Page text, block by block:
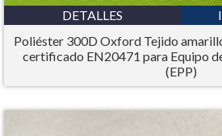
DETALLES
Poliéster 300D Oxford Tejido
certificado EN20471 para Equipo
(EPP)